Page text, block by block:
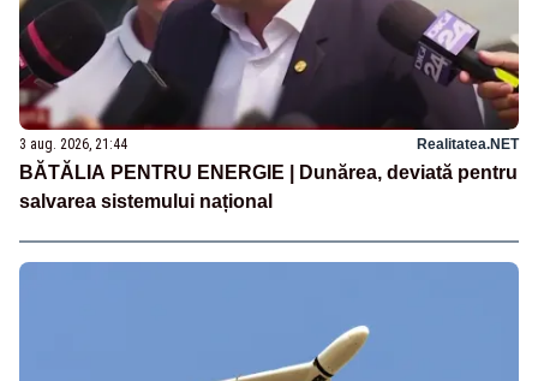
3 aug. 2026, 21:44 Realitatea.NET
BĂTĂLIA PENTRU ENERGIE | Dunărea, deviată pentru
salvarea sistemului național